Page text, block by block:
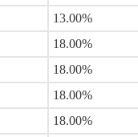
13.00%
18.00%
18.00%
18.00%
18.00%